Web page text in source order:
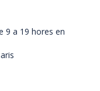
9 a 19 hores en